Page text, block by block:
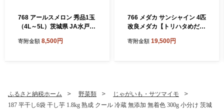
768 アールスメロン 秀品1玉
（4L～5L）茨城県 JA水戸
寄附金額 8,500円
766 メダカ サンシャイン 4匹
改良メダカ【トリハタめだ
寄附金額 19,500円
ふるさと納税ホーム 野菜類
じゃがいも・サツマイモ
187 平干し6袋 干し芋 1.8kg 熟成 クール 冷蔵 無添加 無着色 300g 小分け 茨城